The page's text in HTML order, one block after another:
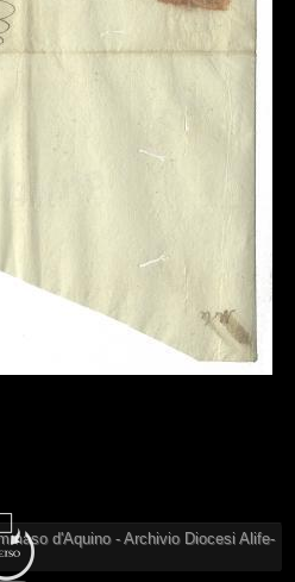
d'Aquino - Archivio Diocesi Alife-